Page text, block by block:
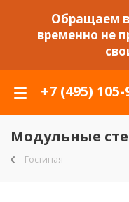
Обращаем
временно не
+7 (495)
Модульные
Гостиная